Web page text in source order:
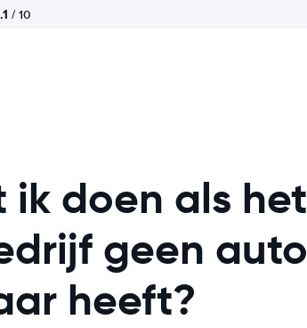
/ 10
ik doen als het
geen auto
heeft?